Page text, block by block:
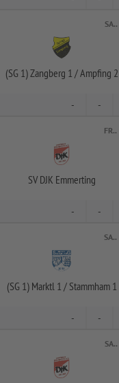
SA..
(SG 1) Zangberg 1 /Ampfing 2
- -
FR..
SV DJK Emmerting
- -
SA..
(SG 1) Marktl 1 /Stammham 1
- -
SA..